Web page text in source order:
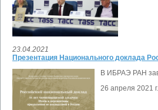
23.04.2021
Презентация Национального доклада
В ИБРАЭ РАН
26 апреля 2021 г.